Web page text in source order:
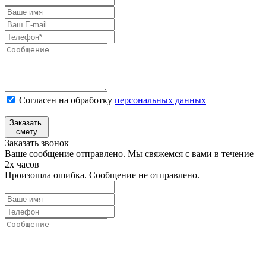
Согласен на обработку персональных данных
Заказать
смету
Заказать звонок
Ваше сообщение отправлено. Мы свяжемся с вами в течение
2х часов
Произошла ошибка. Сообщение не отправлено.